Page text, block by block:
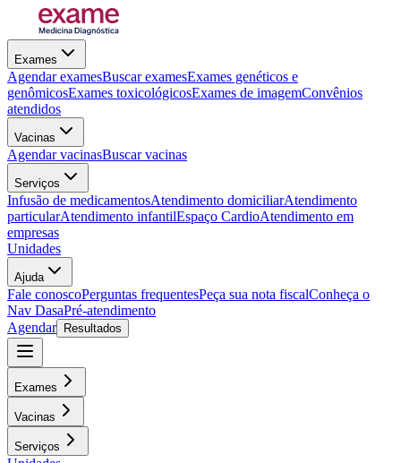
Exames
Agendar examesBuscar examesExames genéticos e
genômicosExames toxicológicosExames de imagemConvênios
atendidos
Vacinas
Agendar vacinasBuscar vacinas
Serviços
Infusão de medicamentosAtendimento domiciliarAtendimento
particularAtendimento infantilEspaço CardioAtendimento em
empresas
Unidades
Ajuda
Fale conoscoPerguntas frequentesPeça sua nota fiscalConheça o
Nav DasaPré-atendimento
Agendar
Resultados
Exames
Vacinas
Serviços